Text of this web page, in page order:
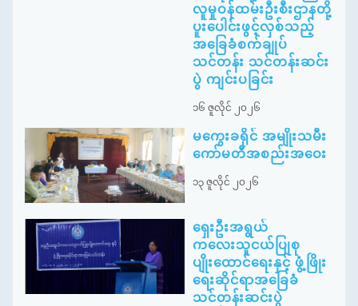
လူမှုဝန်ထမ်းဦးစီးဌာနတို့
ပူးပေါင်းဖွင့်လှစ်သည့်
အခြေခံစက်ချုပ်
သင်တန်း သင်တန်းဆင်း
ပွဲ ကျင်းပခြင်း
၁၆ ဇူလိုင် ၂၀၂၆
မကွေးခရိုင် အမျိုးသမီး
ကော်မတီအစည်းအဝေး
၁၃ ဇူလိုင် ၂၀၂၆
ရှေးဦးအရွယ်
ကလေးသူငယ်ပြုစု
ပျိုးထောင်ရေးနှင့် ဖွံ့ဖြိုး
ရေးဆိုင်ရာအခြေခံ
သင်တန်းဆင်းပွဲ